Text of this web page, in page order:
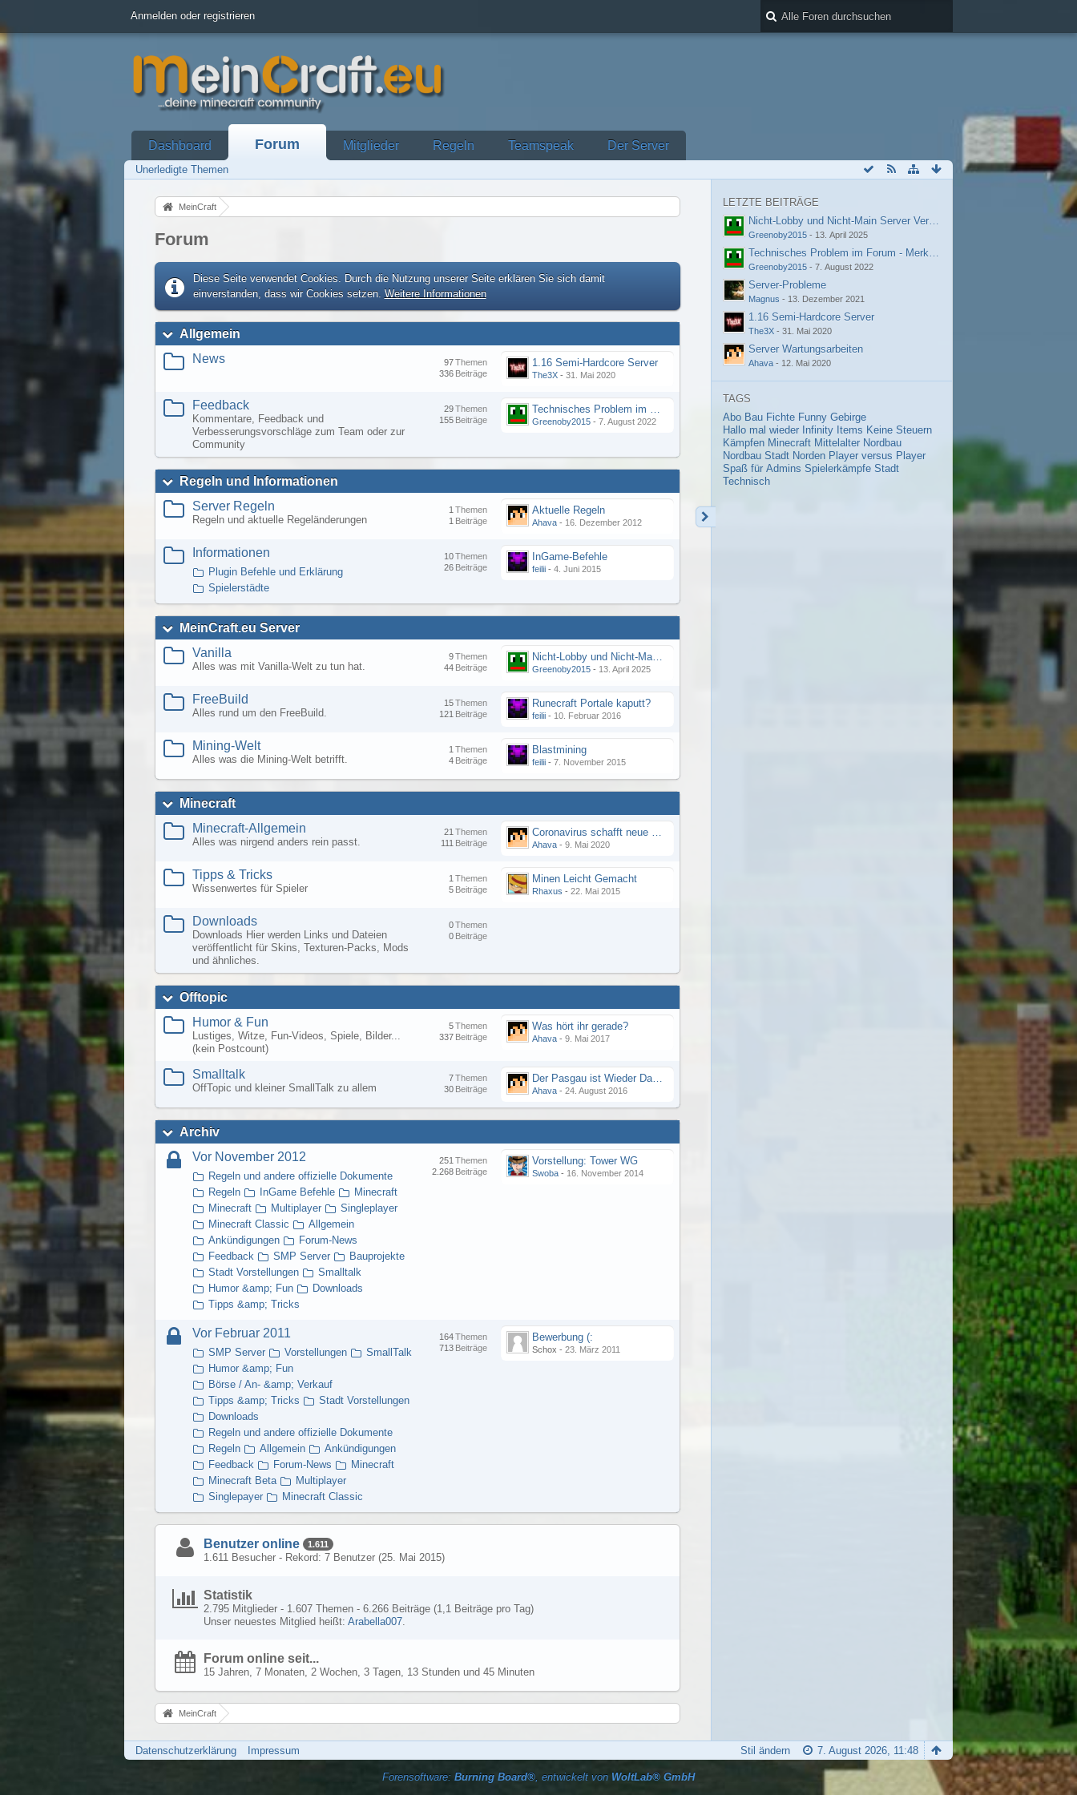
Anmelden oder registrieren
Dashboard Forum Mitglieder Regeln Teamspeak Der Server
Unerledigte Themen
MeinCraft
Forum
Diese Seite verwendet Cookies. Durch die Nutzung unserer Seite erklären Sie sich damit
einverstanden, dass wir Cookies setzen. Weitere Informationen
Allgemein
News
Themen
97
Beiträge
336
1.16 Semi-Hardcore Server
The3X -31. Mai 2020
Feedback
Kommentare, Feedback und
Verbesserungsvorschläge zum Team oder zur
Community
Themen
29
Beiträge
155 Greenoby2015 -7. August 2022
Regeln und Informationen
Server Regeln
Regeln und aktuelle Regeländerungen
Themen
1
Beiträge
1
Aktuelle Regeln
Ahava - 16. Dezember 2012
Informationen Themen
10
Beiträge
26
InGame-Befehle
feilii -4. Juni 2015
Plugin Befehle und Erklärung
Spielerstädte
MeinCraft.eu Server
Vanilla
Alles was mit Vanilla-Welt zu tun hat.
Themen
9
Beiträge
44 Greenoby2015 - 13. April 2025
FreeBuild
Alles rund um den FreeBuild.
Themen
15
Beiträge
121
Runecraft Portale kaputt?
feilii - 10. Februar 2016
Mining-Welt
Alles was die Mining-Welt betrifft.
Themen
1
Beiträge
4
Blastmining
feilii -7. November 2015
Minecraft
Minecraft-Allgemein
Alles was nirgend anders rein passt.
Themen
21
Beiträge
111 Ahava -9. Mai 2020
Tipps & Tricks
Wissenwertes für Spieler
Themen
1
Beiträge
5
Minen Leicht Gemacht
Rhaxus -22. Mai 2015
Downloads
Downloads Hier werden Links und Dateien
veröffentlicht für Skins, Texturen-Packs, Mods
und ähnliches.
Themen
0
Beiträge
0
Offtopic
Humor & Fun
Lustiges, Witze, Fun-Videos, Spiele, Bilder...
(kein Postcount)
Themen
5
Beiträge
337
Was hört ihr gerade?
Ahava -9. Mai 2017
Smalltalk
OffTopic und kleiner SmallTalk zu allem
Themen
7
Beiträge
30 Ahava -24. August 2016
Archiv
Vor November 2012
Themen
251
Beiträge
2.268
Vorstellung: Tower WG
Swoba - 16. November 2014
Regeln und andere offizielle Dokumente
Regeln
InGame Befehle
Minecraft
Minecraft
Multiplayer
Singleplayer
Minecraft Classic
Allgemein
Ankündigungen
Forum-News
Feedback
SMP Server
Bauprojekte
Stadt Vorstellungen
Smalltalk
Humor &amp; Fun
Downloads
Tipps &amp; Tricks
Vor Februar 2011 Themen
164
Beiträge
713
Bewerbung (:
Schox -23. März 2011
SMP Server Vorstellungen
SmallTalk
Humor &amp; Fun
Börse / An- &amp; Verkauf
Tipps &amp; Tricks
Stadt Vorstellungen
Downloads
Regeln und andere offizielle Dokumente
Regeln
Allgemein
Ankündigungen
Feedback
Forum-News
Minecraft
Minecraft Beta
Multiplayer
Singlepayer
Minecraft Classic
Benutzer online 1.611
1.611 Besucher - Rekord: 7 Benutzer (25. Mai 2015)
Statistik
2.795 Mitglieder - 1.607 Themen - 6.266 Beiträge (1,1 Beiträge pro Tag)
Unser neuestes Mitglied heißt: Arabella007.
Forum online seit...
15 Jahren, 7 Monaten, 2 Wochen, 3 Tagen, 13 Stunden und 45 Minuten
MeinCraft
LETZTE BEITRÄGE
Nicht-Lobby und Nicht-Main Server Verbindungsprobleme
Greenoby2015- 13. April 2025
Technisches Problem im Forum - Merkwürdige Fehlermeldung
Greenoby2015- 7. August 2022
Server-Probleme
Magnus - 13. Dezember 2021
1.16 Semi-Hardcore Server
The3X- 31. Mai 2020
Server Wartungsarbeiten
Ahava- 12. Mai 2020
TAGS
Abo Bau Fichte Funny Gebirge
Hallo mal wieder Infinity Items Keine Steuern
Kämpfen Minecraft Mittelalter Nordbau
Nordbau Stadt Norden Player versus Player
Spaß für Admins Spielerkämpfe Stadt
Technisch
Datenschutzerklärung Impressum 7. August 2026, 11:48
Stil ändern
Forensoftware: Burning Board®, entwickelt von WoltLab® GmbH